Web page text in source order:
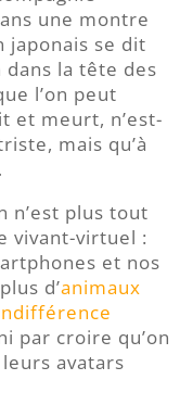
une montre
se dit
la tête des
l’on peut
et meurt, n’est-
mais qu’à
n’est plus tout
vivant-virtuel :
et nos
d’animaux
par croire qu’on
avatars